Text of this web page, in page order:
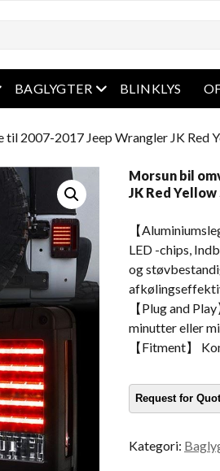
menu
BAGLYGTER Åben menu
BLINKLYS
2007-2017 Jeep Wrangler JK Red
Morsun bil
JK Red
【
LED -chips,
og
【Plug and
minutter eller
【Fitment】
Kategori: